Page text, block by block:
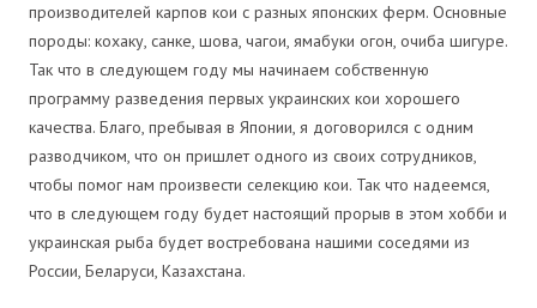
производителей карпов кои с разных японских ферм. Основные
породы: кохаку, санке, шова, чагои, ямабуки огон, очиба шигуре.
Так что в следующем году мы начинаем собственную
программу разведения первых украинских кои хорошего
качества. Благо, пребывая в Японии, я договорился с одним
разводчиком, что он пришлет одного из своих сотрудников,
чтобы помог нам произвести селекцию кои. Так что надеемся,
что в следующем году будет настоящий прорыв в этом хобби и
украинская рыба будет востребована нашими соседями из
России, Беларуси, Казахстана.